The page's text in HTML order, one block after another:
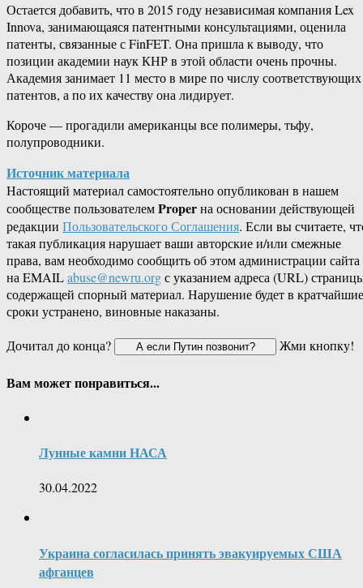
Остается добавить, что в 2015 году независимая компания Lex
Innova, занимающаяся патентными консультациями, оценила
патенты, связанные с FinFET. Она пришла к выводу, что
позиции академии наук КНР в этой области очень прочны.
Академия занимает 11 место в мире по числу соответствующих
патентов, а по их качеству она лидирует.
Короче — прогадили американцы все полимеры, тьфу,
полупроводники.
Источник материала
Настоящий материал самостоятельно опубликован в нашем
сообществе пользователемProperна основании действующей
редакции Пользовательского Соглашения. Если вы считаете,
такая публикация нарушает ваши авторские и/или смежные
права, вам необходимо сообщить об этом администрации сайта
на EMAILabuse@newru.orgс указанием адреса (URL)
содержащей спорный материал. Нарушение будет в кратчайшие
сроки устранено, виновные наказаны.
Дочитал до конца?
Жми кнопку!
Вам может понравиться...
Лунные камни НАСА
30.04.2022
Украина согласилась принять эвакуируемых США
афганцев